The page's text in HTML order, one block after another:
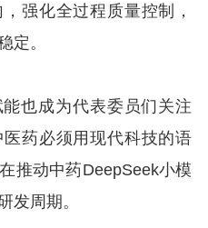
强化全过程质量控制，
定。
也成为代表委员们关注
药必须用现代科技的语
推动中药DeepSeek小模
发周期。